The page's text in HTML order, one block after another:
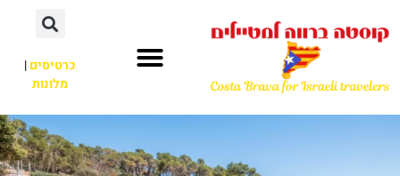
כרטיסים|
מלונות